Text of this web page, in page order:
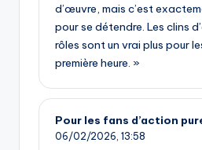
d’œuvre, mais c’est
pour se détendre. Les clins
rôles sont un vrai plus pour
première heure. »
Pour les fans d’action
06/02/2026, 13:58